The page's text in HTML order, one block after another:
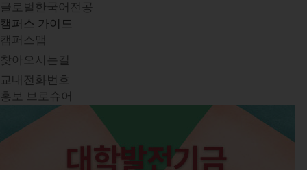
글로벌한국어전공
캠퍼스 가이드
캠퍼스맵
찾아오시는길
교내전화번호
홍보 브로슈어